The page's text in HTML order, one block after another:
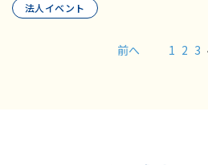
法人イベント
前へ 1 2 3